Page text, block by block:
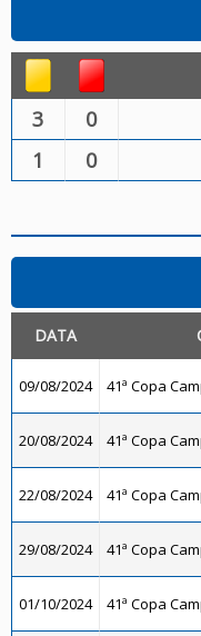
3 0
1 0
DATA
09/08/2024 41ª Copa
20/08/2024 41ª Copa
22/08/2024 41ª Copa
29/08/2024 41ª Copa
01/10/2024 41ª Copa